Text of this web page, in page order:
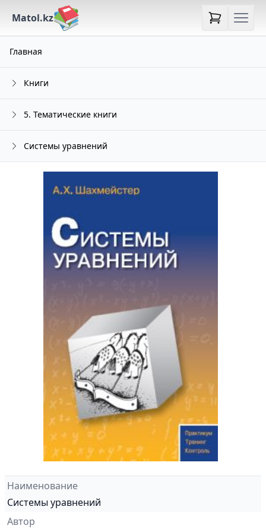
Matol.kz
Главная
Книги
5. Тематические книги
Системы уравнений
Наименование
Системы уравнений
Автор